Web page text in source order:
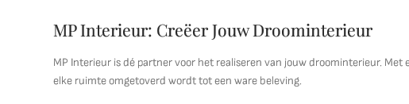
MP Interieur: Creëer Jouw Droominterieur
MP Interieur is dé partner voor het realiseren van jouw droominterieur. Met
elke ruimte omgetoverd wordt tot een ware beleving.